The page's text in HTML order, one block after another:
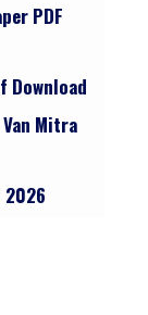
PDF
Download
Van Mitra
2026